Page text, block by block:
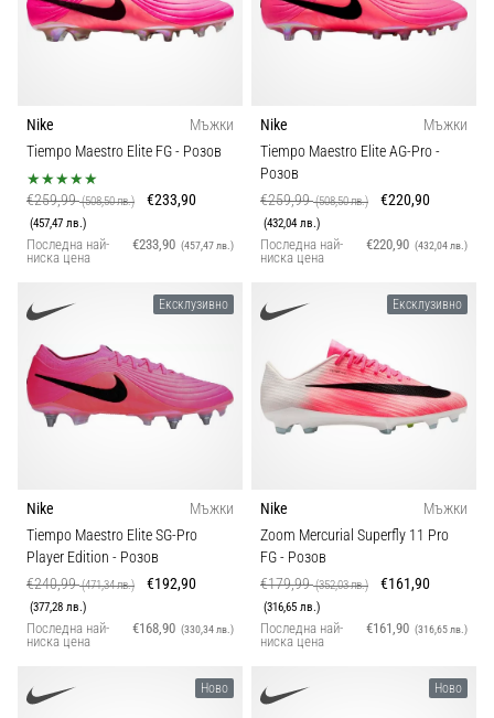
Nike
Мъжки
Tiempo Maestro Elite FG- Розов
€259,99(508,50 лв.) €233,90
(457,47 лв.)
Последна най-
ниска цена
€233,90 (457,47 лв.)
Nike
Мъжки
Tiempo Maestro Elite AG-Pro-
Розов
€259,99(508,50 лв.) €220,90
(432,04 лв.)
Последна най-
ниска цена
€220,90 (432,04 лв.)
Ексклузивно
Nike
Мъжки
Tiempo Maestro Elite SG-Pro
Player Edition - Розов
€240,99(471,34 лв.) €192,90
(377,28 лв.)
Последна най-
ниска цена
€168,90 (330,34 лв.)
Ексклузивно
Nike
Мъжки
Zoom Mercurial Superfly 11 Pro
FG- Розов
€179,99(352,03 лв.) €161,90
(316,65 лв.)
Последна най-
ниска цена
€161,90 (316,65 лв.)
Ново Ново